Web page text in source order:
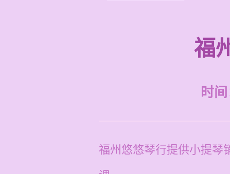
福
时
福州悠悠琴行提供小提琴